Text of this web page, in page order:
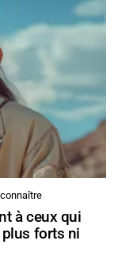
à ceux qui
plus forts ni